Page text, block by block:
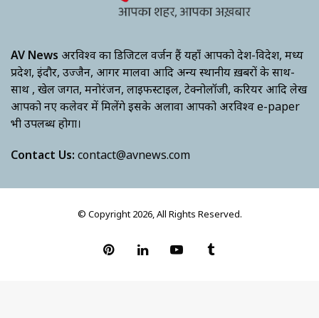
AV News अक्षरविश्व का डिजिटल वर्जन हैं यहाँ आपको देश-विदेश, मध्य
प्रदेश, इंदौर, उज्जैन, आगर मालवा आदि अन्य स्थानीय ख़बरों के साथ-
साथ , खेल जगत, मनोरंजन, लाइफस्टाइल, टेक्नोलॉजी, करियर आदि लेख
आपको नए कलेवर में मिलेंगे इसके अलावा आपको अक्षरविश्व e-paper
भी उपलब्ध होगा।
Contact Us: contact@avnews.com
© Copyright 2026, All Rights Reserved.
PinterestLinkedInYouTubeTumblr